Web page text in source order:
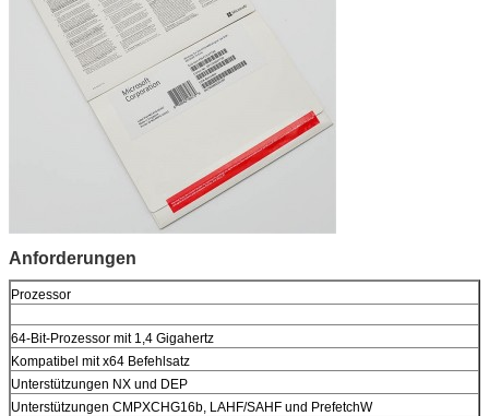
Anforderungen
Prozessor
64-Bit-Prozessor mit 1,4 Gigahertz
Kompatibel mit x64 Befehlsatz
Unterstützungen NX und DEP
Unterstützungen CMPXCHG16b, LAHF/SAHF und PrefetchW